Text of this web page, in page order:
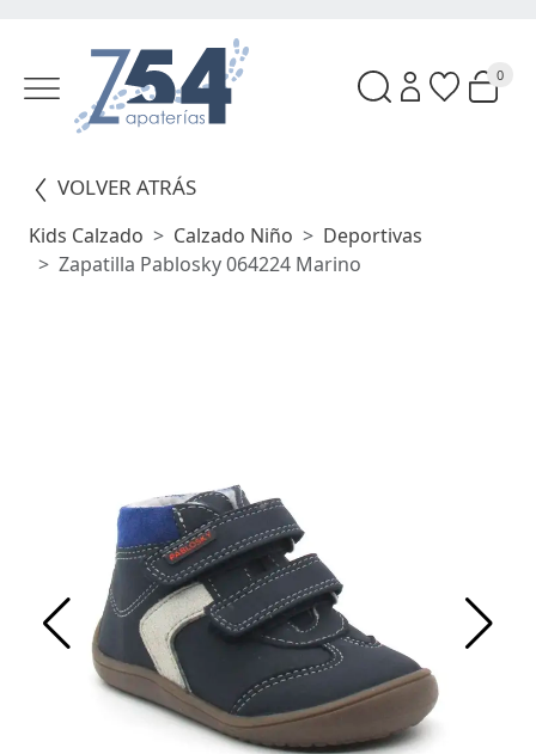
0
VOLVER ATRÁS
Kids Calzado Calzado Niño
Deportivas
Zapatilla Pablosky 064224 Marino